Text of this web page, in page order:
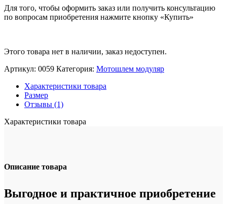
Для того, чтобы оформить заказ или получить консультацию
по вопросам приобретения нажмите кнопку «Купить»
Этого товара нет в наличии, заказ недоступен.
Артикул: 0059 Категория: Мотошлем модуляр
Характеристики товара
Размер
Отзывы (1)
Характеристики товара
Описание товара
Выгодное и практичное приобретение